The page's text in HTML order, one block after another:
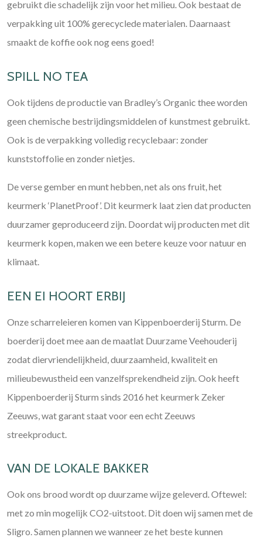
gebruikt die schadelijk zijn voor het milieu. Ook bestaat de
verpakking uit 100% gerecyclede materialen. Daarnaast
smaakt de koffie ook nog eens goed!
SPILL NO TEA
Ook tijdens de productie van Bradley’s Organic thee worden
geen chemische bestrijdingsmiddelen of kunstmest gebruikt.
Ook is de verpakking volledig recyclebaar: zonder
kunststoffolie en zonder nietjes.
De verse gember en munt hebben, net als ons fruit, het
keurmerk ‘PlanetProof’. Dit keurmerk laat zien dat producten
duurzamer geproduceerd zijn. Doordat wij producten met dit
keurmerk kopen, maken we een betere keuze voor natuur en
klimaat.
EEN EI HOORT ERBIJ
Onze scharreleieren komen van Kippenboerderij Sturm. De
boerderij doet mee aan de maatlat Duurzame Veehouderij
zodat diervriendelijkheid, duurzaamheid, kwaliteit en
milieubewustheid een vanzelfsprekendheid zijn. Ook heeft
Kippenboerderij Sturm sinds 2016 het keurmerk Zeker
Zeeuws, wat garant staat voor een echt Zeeuws
streekproduct.
VAN DE LOKALE BAKKER
Ook ons brood wordt op duurzame wijze geleverd. Oftewel:
met zo min mogelijk CO2-uitstoot. Dit doen wij samen met de
Sligro. Samen plannen we wanneer ze het beste kunnen